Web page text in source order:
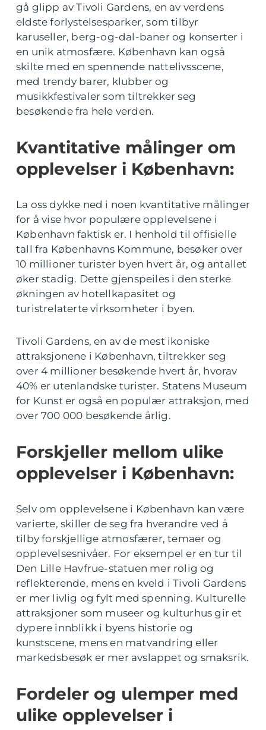
gå glipp av Tivoli Gardens, en av verdens
eldste forlystelsesparker, som tilbyr
karuseller, berg-og-dal-baner og konserter i
en unik atmosfære. København kan også
skilte med en spennende nattelivsscene,
med trendy barer, klubber og
musikkfestivaler som tiltrekker seg
besøkende fra hele verden.
Kvantitative målinger om
opplevelser i København:
La oss dykke ned i noen kvantitative målinger
for å vise hvor populære opplevelsene i
København faktisk er. I henhold til offisielle
tall fra Københavns Kommune, besøker over
10 millioner turister byen hvert år, og antallet
øker stadig. Dette gjenspeiles i den sterke
økningen av hotellkapasitet og
turistrelaterte virksomheter i byen.
Tivoli Gardens, en av de mest ikoniske
attraksjonene i København, tiltrekker seg
over 4 millioner besøkende hvert år, hvorav
40% er utenlandske turister. Statens Museum
for Kunst er også en populær attraksjon, med
over 700 000 besøkende årlig.
Forskjeller mellom ulike
opplevelser i København:
Selv om opplevelsene i København kan være
varierte, skiller de seg fra hverandre ved å
tilby forskjellige atmosfærer, temaer og
opplevelsesnivåer. For eksempel er en tur til
Den Lille Havfrue-statuen mer rolig og
reflekterende, mens en kveld i Tivoli Gardens
er mer livlig og fylt med spenning. Kulturelle
attraksjoner som museer og kulturhus gir et
dypere innblikk i byens historie og
kunstscene, mens en matvandring eller
markedsbesøk er mer avslappet og smaksrik.
Fordeler og ulemper med
ulike opplevelser i